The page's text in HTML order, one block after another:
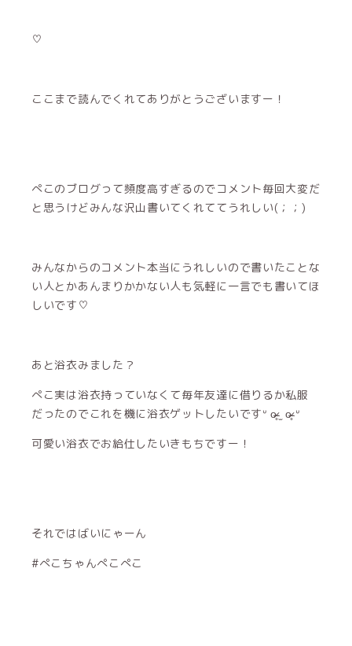
♡
ここまで読んでくれてありがとうございますー！
ぺこのブログって頻度高すぎるのでコメント毎回大変だ
と思うけどみんな沢山書いてくれててうれしい(；；)
みんなからのコメント本当にうれしいので書いたことな
い人とかあんまりかかない人も気軽に一言でも書いてほ
しいです♡
あと浴衣みました？
ぺこ実は浴衣持っていなくて毎年友達に借りるか私服
だったのでこれを機に浴衣ゲットしたいですᐡ o̴̶̷̥ ̫ o̴̶̷̥ ᐡ
可愛い浴衣でお給仕したいきもちですー！
それではばいにゃーん
#ぺこちゃんぺこぺこ